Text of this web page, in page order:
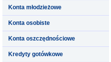
Konta młodzieżowe
Konta osobiste
Konta oszczędnościowe
Kredyty gotówkowe